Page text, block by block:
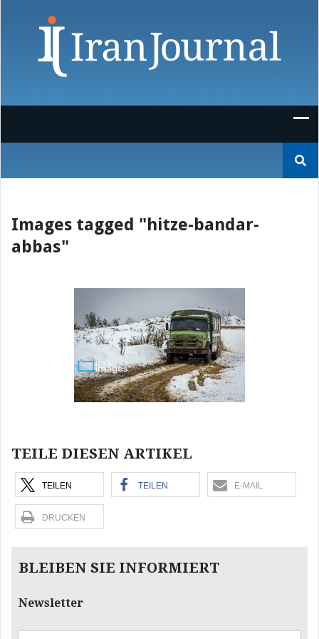
nach:
Images tagged "hitze-bandar-
abbas"
TEILE DIESEN ARTIKEL
TEILEN TEILEN E-MAIL
DRUCKEN
BLEIBEN SIE INFORMIERT
Newsletter